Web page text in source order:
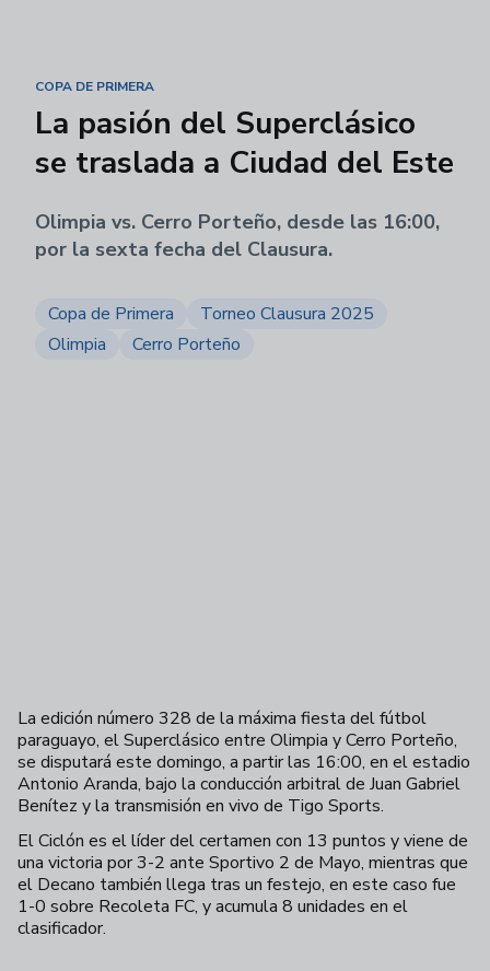
COPA DE PRIMERA
La pasión del Superclásico
se traslada a Ciudad del Este
Olimpia vs. Cerro Porteño, desde las 16:00,
por la sexta fecha del Clausura.
Copa de Primera
Torneo Clausura 2025
Olimpia
Cerro Porteño
La edición número 328 de la máxima fiesta del fútbol
paraguayo, el Superclásico entre Olimpia y Cerro Porteño,
se disputará este domingo, a partir las 16:00, en el estadio
Antonio Aranda, bajo la conducción arbitral de Juan Gabriel
Benítez y la transmisión en vivo de Tigo Sports.
El Ciclón es el líder del certamen con 13 puntos y viene de
una victoria por 3-2 ante Sportivo 2 de Mayo, mientras que
el Decano también llega tras un festejo, en este caso fue
1-0 sobre Recoleta FC, y acumula 8 unidades en el
clasificador.